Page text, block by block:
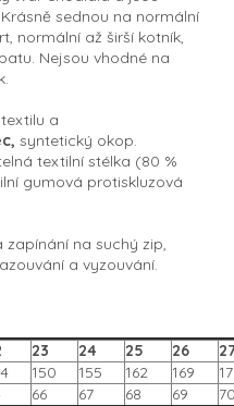
sednou na normální
normální až širší kotník,
Nejsou vhodné na
a
syntetický okop.
textilní stélka (80 %
gumová protiskluzová
zapínání na suchý zip,
a vyzouvání.
23 24 25 26
150 155 162 169
66 67 68 69